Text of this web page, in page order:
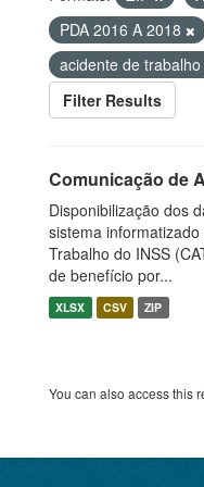
PDA 2016 A 2018
acidente de trabalho
Filter Results
Comunicação de
Disponibilização dos
sistema
Trabalho do INSS
de benefício por...
XLSX CSV ZIP
You can also access this